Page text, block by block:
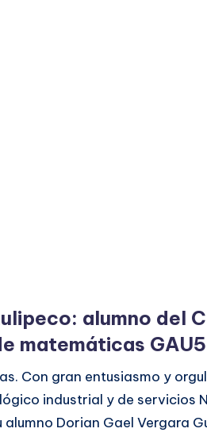
alumno del
matemáticas
Con gran entusiasmo y
industrial y de servicios
Dorian Gael Vergara